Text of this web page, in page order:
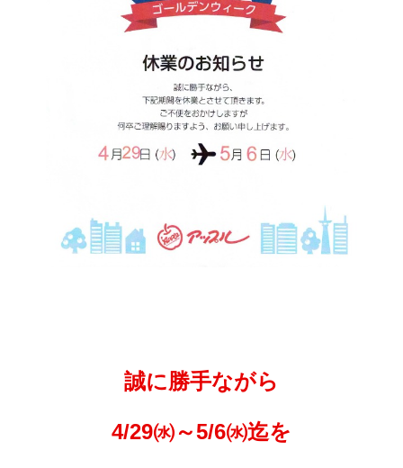
誠に勝手ながら
4/29㈬～5/6㈬迄を